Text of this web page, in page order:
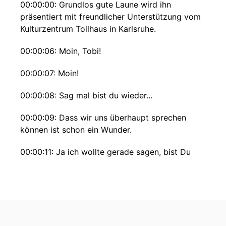
00:00:00: Grundlos gute Laune wird ihn
präsentiert mit freundlicher Unterstützung vom
Kulturzentrum Tollhaus in Karlsruhe.
00:00:06: Moin, Tobi!
00:00:07: Moin!
00:00:08: Sag mal bist du wieder...
00:00:09: Dass wir uns überhaupt sprechen
können ist schon ein Wunder.
00:00:11: Ja ich wollte gerade sagen, bist Du